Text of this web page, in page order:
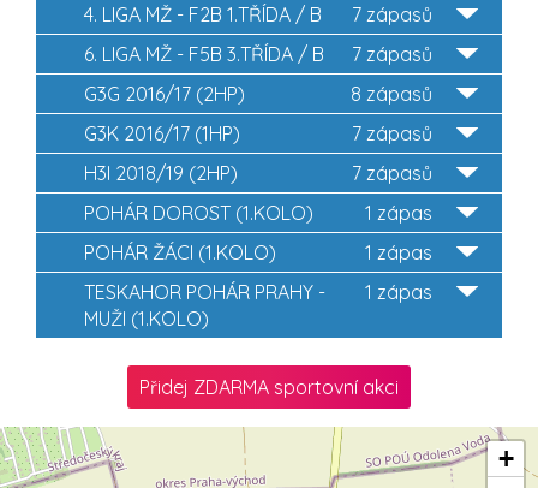
7 zápasů
4. LIGA MŽ - F2B 1.TŘÍDA / B
7 zápasů
6. LIGA MŽ - F5B 3.TŘÍDA / B
8 zápasů
G3G 2016/17 (2HP)
7 zápasů
G3K 2016/17 (1HP)
7 zápasů
H3I 2018/19 (2HP)
1 zápas
POHÁR DOROST (1.KOLO)
1 zápas
POHÁR ŽÁCI (1.KOLO)
1 zápas
TESKAHOR POHÁR PRAHY -
MUŽI (1.KOLO)
Přidej ZDARMA sportovní akci
+